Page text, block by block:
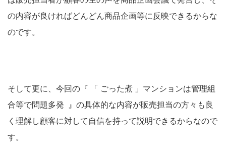
の内容が良ければどんどん商品企画等に反映できるからな
のです。
そして更に、今回の『 「 ごった煮 」マンションは管理組
合等で問題多発 』の具体的な内容が販売担当の方々も良
く理解し顧客に対して自信を持って説明できるからなので
す。